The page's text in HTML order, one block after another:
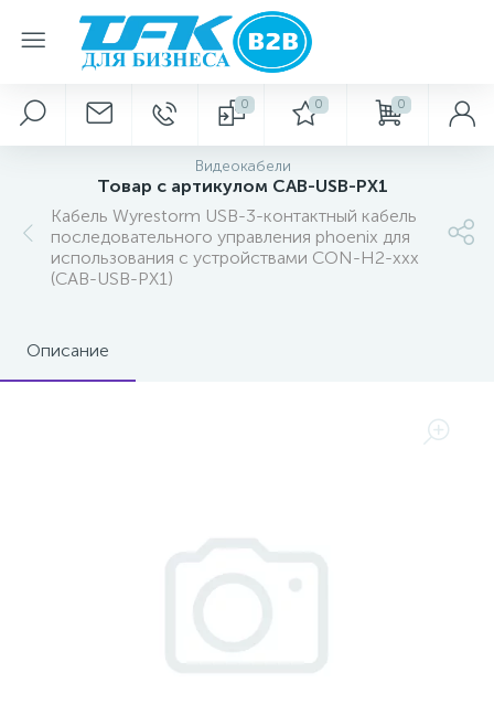
0 0 0
Видеокабели
Товар с артикулом CAB-USB-PX1
Кабель Wyrestorm USB-3-контактный кабель
последовательного управления phoenix для
использования с устройствами CON-H2-xxx
(CAB-USB-PX1)
Описание